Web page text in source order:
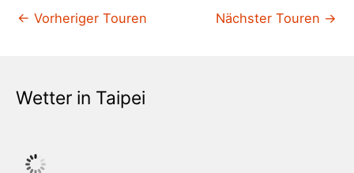
← Vorheriger Touren Nächster Touren →
Wetter in Taipei